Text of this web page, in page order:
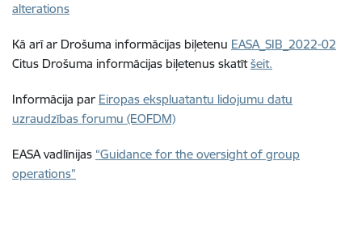
alterations
Kā arī ar Drošuma informācijas biļetenu EASA_SIB_2022-02
Citus Drošuma informācijas biļetenus skatītšeit.
Informācija par Eiropas ekspluatantu lidojumu datu
uzraudzības forumu (EOFDM)
EASA vadlīnijas “Guidance for the oversight of group
operations”